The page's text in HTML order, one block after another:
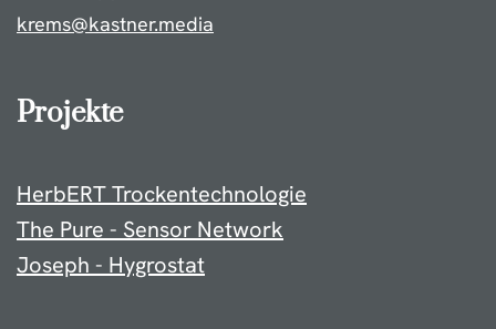
krems@kastner.media
Projekte
HerbERT Trockentechnologie
The Pure - Sensor Network
Joseph - Hygrostat